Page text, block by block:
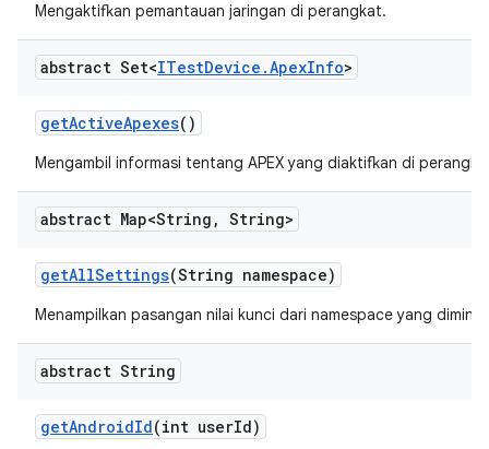
Mengaktifkan pemantauan jaringan di perangkat.
abstract Set<ITestDevice .ApexInfo>
getActiveApexes()
Mengambil informasi tentang APEX yang diaktifkan di
abstract Map<String , String>
getAllSettings(String namespace)
Menampilkan pasangan nilai kunci dari namespace yang
abstract String
getAndroidId(int userId)